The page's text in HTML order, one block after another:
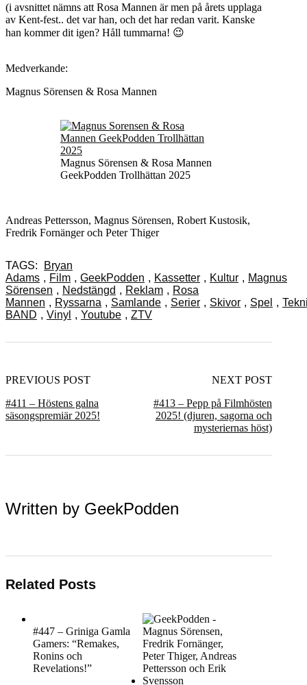
(i avsnittet nämns att Rosa Mannen är men på årets upplaga
av Kent-fest.. det var han, och det har redan varit. Kanske
han kommer dit igen? Håll tummarna! 😉
Medverkande:
Magnus Sörensen & Rosa Mannen
Magnus Sörensen & Rosa Mannen
GeekPodden Trollhättan 2025
Andreas Pettersson, Magnus Sörensen, Robert Kustosik,
Fredrik Fornänger och Peter Thiger
TAGS:
Bryan
Adams , Film , GeekPodden , Kassetter , Kultur , Magnus
Sörensen , Nedstängd , Reklam , Rosa
Mannen , Ryssarna , Samlande , Serier , Skivor , Spel ,
BAND , Vinyl , Youtube , ZTV
PREVIOUS POST
#411 – Höstens galna
säsongspremiär 2025!
NEXT POST
#413 – Pepp på Filmhösten
2025! (djuren, sagorna och
mysteriernas höst)
Written by GeekPodden
Related Posts
#447 – Griniga Gamla
Gamers: “Remakes,
Ronins och
Revelations!”